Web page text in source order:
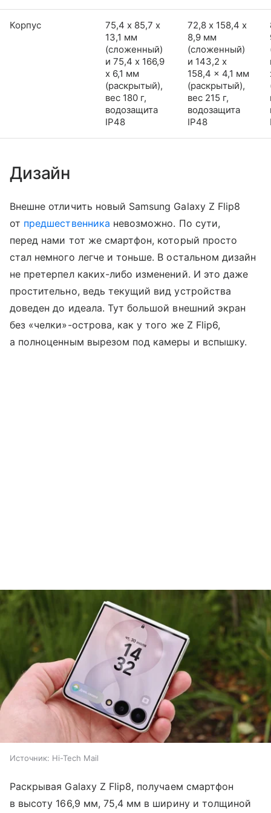
Корпус
75,4 х 85,7 х
13,1 мм
(сложенный)
и 75,4 x 166,9
x 6,1 мм
(раскрытый),
вес 180 г,
водозащита
IP48
72,8 х 158,4 х
8,9 мм
(сложенный)
и 143,2 x
158,4 x 4,1 мм
(раскрытый),
вес 215 г,
водозащита
IP48
Дизайн
Внешне отличить новый Samsung Galaxy Z Flip8
от предшественника невозможно. По сути,
перед нами тот же смартфон, который просто
стал немного легче и тоньше. В остальном дизайн
не претерпел каких-либо изменений. И это даже
простительно, ведь текущий вид устройства
доведен до идеала. Тут большой внешний экран
без «челки»-острова, как у того же Z Flip6,
а полноценным вырезом под камеры и вспышку.
Источник: Hi-Tech Mail
Раскрывая Galaxy Z Flip8, получаем смартфон
в высоту 166,9 мм, 75,4 мм в ширину и толщиной